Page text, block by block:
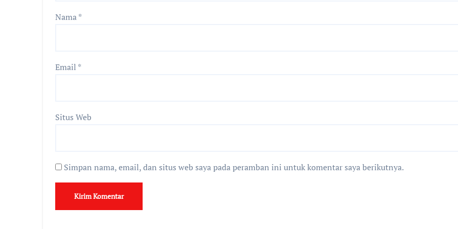
Nama*
Email *
Situs Web
Simpan nama, email, dan situs web saya pada peramban ini untuk komentar saya berikutnya.